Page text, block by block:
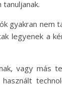
gyakran nem
legyenek a
vagy más